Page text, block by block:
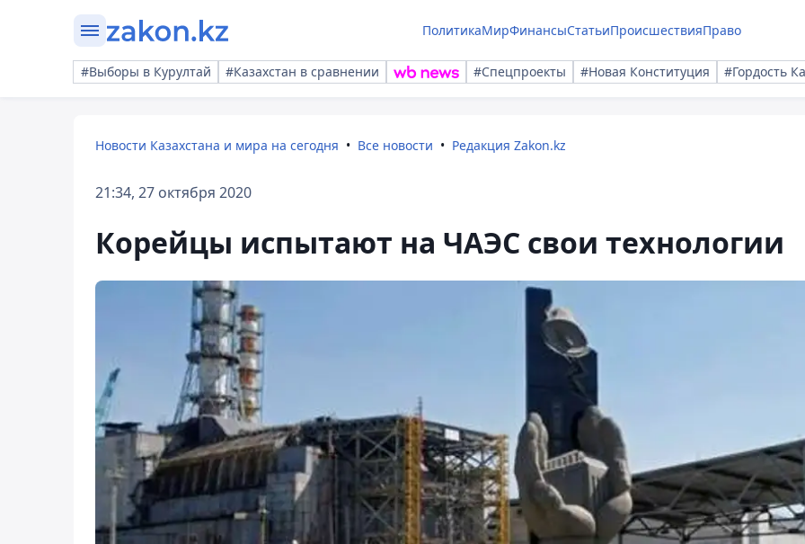
ПолитикаМирФинансыСтатьиПроисшествияПраво
#Выборы в Курултай #Казахстан в сравнении #Спецпроекты #Новая Конституция #Гордость
Новости Казахстана и мира на сегодня Все новости Редакция Zakon.kz
21:34, 27 октября 2020
Корейцы испытают на ЧАЭС свои технологии